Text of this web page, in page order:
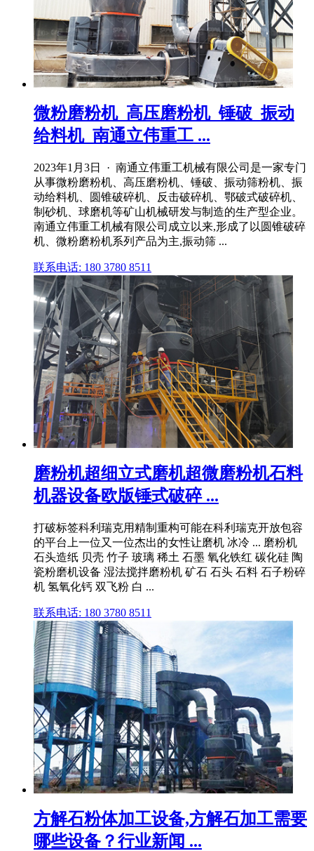
微粉磨粉机_高压磨粉机_锤破_振动
给料机_南通立伟重工 ...
2023年1月3日 · 南通立伟重工机械有限公司是一家专门
从事微粉磨粉机、高压磨粉机、锤破、振动筛粉机、振
动给料机、圆锥破碎机、反击破碎机、鄂破式破碎机、
制砂机、球磨机等矿山机械研发与制造的生产型企业。
南通立伟重工机械有限公司成立以来,形成了以圆锥破碎
机、微粉磨粉机系列产品为主,振动筛 ...
联系电话: 180 3780 8511
磨粉机超细立式磨机超微磨粉机石料
机器设备欧版锤式破碎 ...
打破标签科利瑞克用精制重构可能在科利瑞克开放包容
的平台上一位又一位杰出的女性让磨机 冰冷 ... 磨粉机
石头造纸 贝壳 竹子 玻璃 稀土 石墨 氧化铁红 碳化硅 陶
瓷粉磨机设备 湿法搅拌磨粉机 矿石 石头 石料 石子粉碎
机 氢氧化钙 双飞粉 白 ...
联系电话: 180 3780 8511
方解石粉体加工设备,方解石加工需要
哪些设备？行业新闻 ...